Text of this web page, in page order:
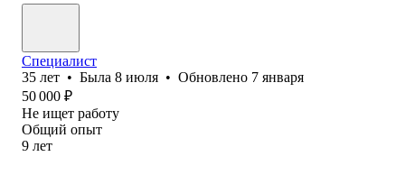
Специалист
35 лет • Была 8 июля • Обновлено 7 января
50 000 ₽
Не ищет работу
Общий опыт
9 лет